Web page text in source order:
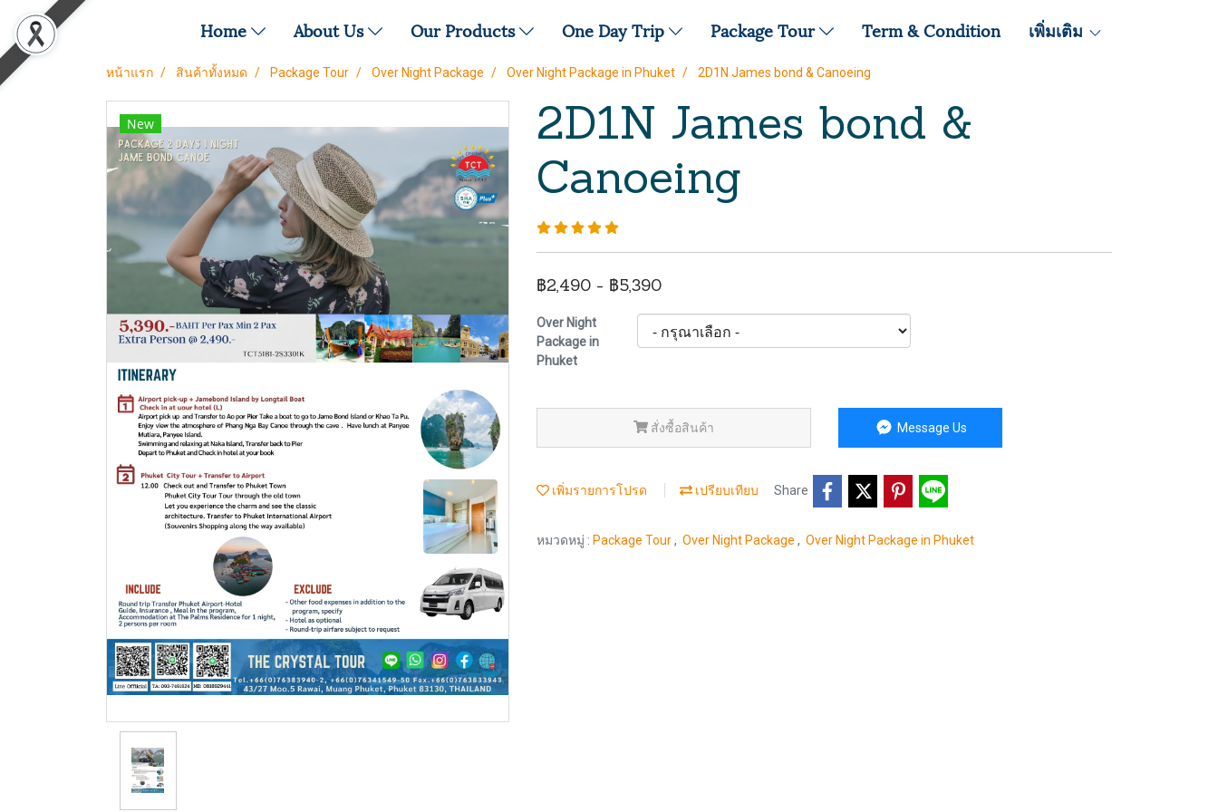
Home About Us Our Products One Day Trip Package Tour Term & Condition เพิ่มเติม
หน้าแรก สินค้าทั้งหมด Package Tour Over Night Package Over Night Package in Phuket 2D1N James bond & Canoeing
New
2D1N James bond &
Canoeing
฿2,490 - ฿5,390
Over Night
Package in
Phuket
สั่งซื้อสินค้า Message Us
เพิ่มรายการโปรด เปรียบเทียบ Share
หมวดหมู่ : Package Tour, Over Night Package , Over Night Package in Phuket